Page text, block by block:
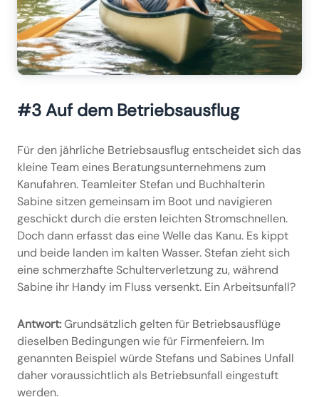
#3 Auf dem Betriebsausflug
Für den jährliche Betriebsausflug entscheidet sich das
kleine Team eines Beratungsunternehmens zum
Kanufahren. Teamleiter Stefan und Buchhalterin
Sabine sitzen gemeinsam im Boot und navigieren
geschickt durch die ersten leichten Stromschnellen.
Doch dann erfasst das eine Welle das Kanu. Es kippt
und beide landen im kalten Wasser. Stefan zieht sich
eine schmerzhafte Schulterverletzung zu, während
Sabine ihr Handy im Fluss versenkt. Ein Arbeitsunfall?
Antwort:Grundsätzlich gelten für Betriebsausflüge
dieselben Bedingungen wie für Firmenfeiern. Im
genannten Beispiel würde Stefans und Sabines Unfall
daher voraussichtlich als Betriebsunfall eingestuft
werden.